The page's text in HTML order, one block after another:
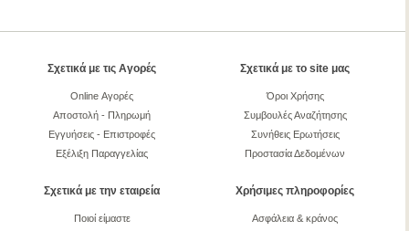
Σχετικά με τις Αγορές
Online Αγορές
Αποστολή - Πληρωμή
Εγγυήσεις - Επιστροφές
Εξέλιξη Παραγγελίας
Σχετικά με το site μας
Όροι Χρήσης
Συμβουλές Αναζήτησης
Συνήθεις Ερωτήσεις
Προστασία Δεδομένων
Σχετικά με την εταιρεία
Ποιοί είμαστε
Χρήσιμες πληροφορίες
Ασφάλεια & κράνος